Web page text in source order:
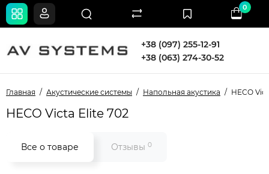
+38 (097) 255-12-91
+38 (063) 274-30-52
0
Главная Акустические системы Напольная акустика HECO
HECO Victa Elite 702
Все о товаре Отзывы 0